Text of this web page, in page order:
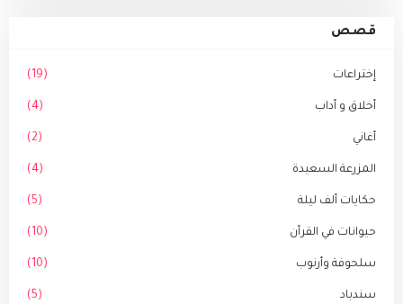
قصص
إختراعات (19)
أخلاق و أداب (4)
أغاني (2)
المزرعة السعيدة (4)
حكايات ألف ليلة (5)
حيوانات في القرأن (10)
سلحوفة وأرنوب (10)
سندباد (5)